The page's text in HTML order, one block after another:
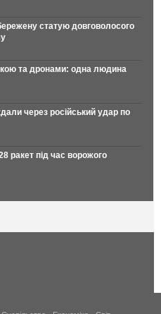
статую довговолосого
та дронами: одна людина
через російський удар по
ракет під час ворожого